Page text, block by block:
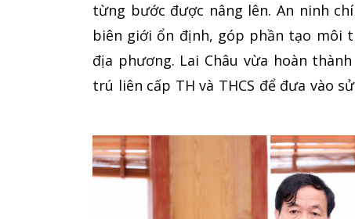
từng bước được nâng lên. An ninh
biên giới ổn định, góp phần tạo môi
địa phương. Lai Châu vừa hoàn
trú liên cấp TH và THCS để đưa vào